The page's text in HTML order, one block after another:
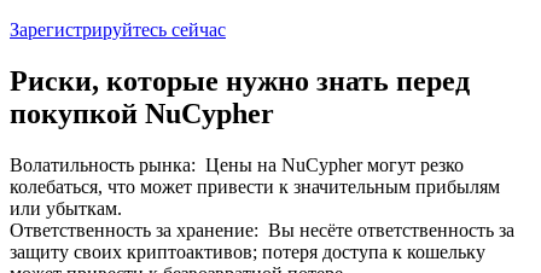
До 65% комиссии!
Зарегистрируйтесь сейчас
Риски, которые нужно знать перед
покупкой NuCypher
Волатильность рынка: Цены на NuCypher могут резко
колебаться, что может привести к значительным прибылям
или убыткам.
Ответственность за хранение: Вы несёте ответственность за
защиту своих криптоактивов; потеря доступа к кошельку